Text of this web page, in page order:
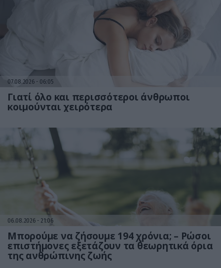
07.08.2026 06:05
Γιατί όλο και περισσότεροι άνθρωποι
κοιμούνται χειρότερα
06.08.2026 21:06
Μπορούμε να ζήσουμε 194 χρόνια; – Ρώσοι
επιστήμονες εξετάζουν τα θεωρητικά όρια
της ανθρώπινης ζωής